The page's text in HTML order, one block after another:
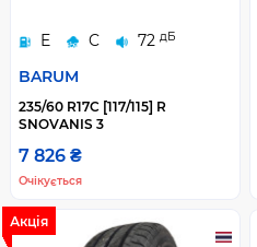
E C 72 дБ
BARUM
235/60 R17C [117/115] R
SNOVANIS 3
7 826 ₴
Очікується
Акція